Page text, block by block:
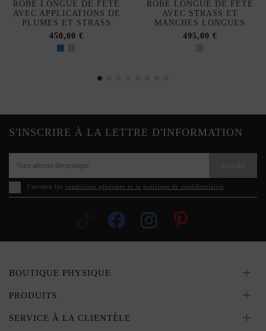
ROBE LONGUE DE FÊTE
AVEC APPLICATIONS DE
PLUMES ET STRASS
450,00 €
ROBE LONGUE DE FÊTE
AVEC STRASS ET
MANCHES LONGUES
495,00 €
S'INSCRIRE À LA LETTRE D'INFORMATION
J'accepte les conditions générales et la politique de confidentialité
BOUTIQUE PHYSIQUE
PRODUITS
SERVICE À LA CLIENTÈLE